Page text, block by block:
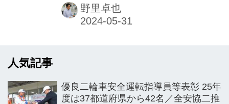
あらゆるサービスを提供する”をテーマ
に同社の信濃孝喜社長が出席し、現在
た。説明会の後日、信濃氏にサービス
の詳細やアプリの概要などを聞いた。
野里卓也
人気記事
優良二輪車安全運転指導員等表彰 25年
度は37都道府県から42名／全安協二推